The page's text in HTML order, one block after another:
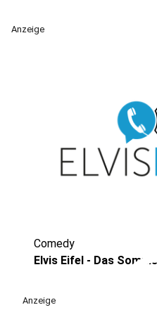
Anzeige
Comedy
Elvis Eifel - Das
Anzeige